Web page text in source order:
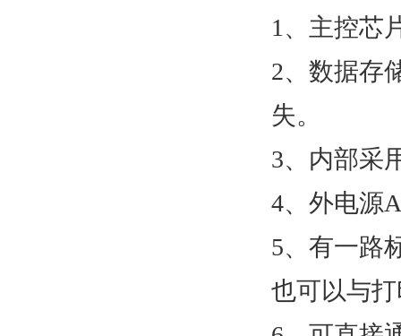
1、主控芯
2、数据存
失。
3、内部采
4、外电源
5、有一路
也可以与